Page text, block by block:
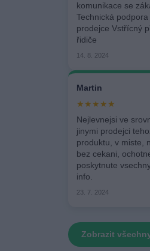
komunikace se
Technická
prodejce Vstřícný
řidiče
14. 8. 2024
Martin
★★★★★
Nejlevnejsi ve
jinymi prodejci
produktu, v miste,
bez cekani,
poskytnute
info.
23. 7. 2024
Zobrazit